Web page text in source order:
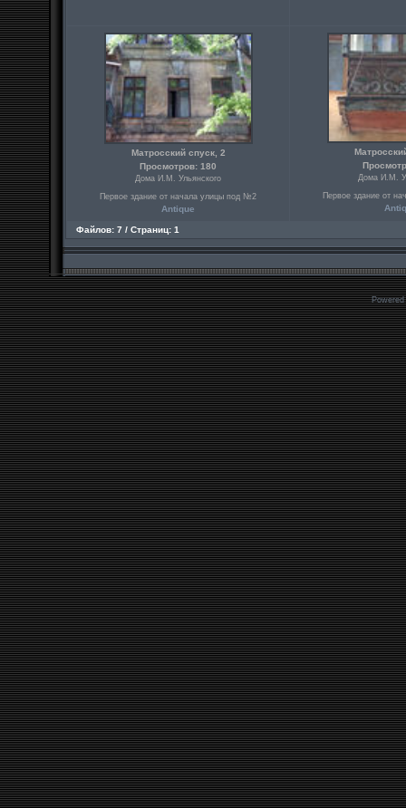
Матросский спуск, 2
Просмотров: 180
Дома И.М. Ульянского
Первое здание от начала улицы под №2
Antique
Дома И.М.
Первое здание от
Файлов: 7 / Страниц: 1